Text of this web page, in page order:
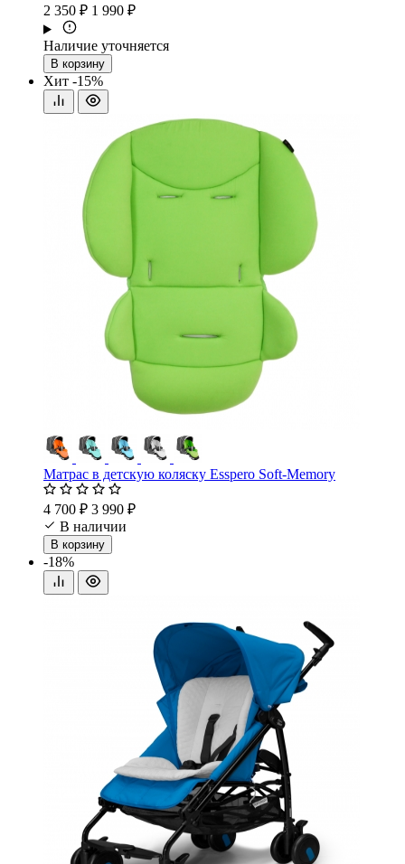
2 350 ₽ 1 990 ₽
Наличие уточняется
В корзину
Хит -15%
Матрас в детскую коляску Esspero Soft-Memory
4 700 ₽ 3 990 ₽
В наличии
В корзину
-18%